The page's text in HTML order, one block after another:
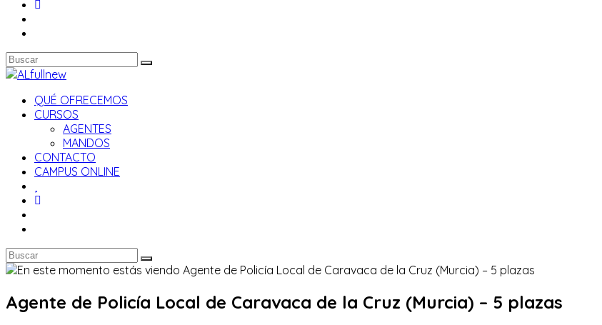
QUÉ OFRECEMOS
CURSOS
AGENTES
MANDOS
CONTACTO
CAMPUS ONLINE
Agente de Policía Local de Caravaca de la Cruz (Murcia) – 5 plazas